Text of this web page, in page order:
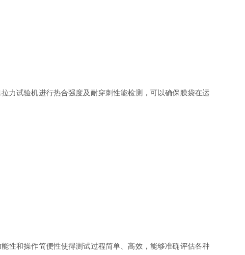
力试验机进行热合强度及耐穿刺性能检测，可以确保膜袋在运
性和操作简便性使得测试过程简单、高效，能够准确评估各种